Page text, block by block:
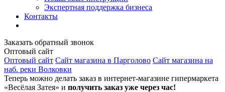
Экспертная поддержка бизнеса
Контакты
Заказать обратный звонок
Оптовый сайт
Оптовый сайт Сайт магазина в Парголово Сайт магазина на
наб. реки Волковки
Теперь можно делать заказ в интернет-магазине гипермаркета
«Весёлая Затея» и получить заказ уже через час!